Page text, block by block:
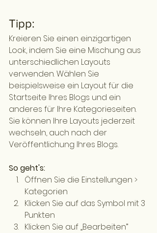
Tipp:
Kreieren Sie einen einzigartigen
Look, indem Sie eine Mischung aus
unterschiedlichen Layouts
verwenden. Wählen Sie
beispielsweise ein Layout für die
Startseite Ihres Blogs und ein
anderes für Ihre Kategorieseiten.
Sie können Ihre Layouts jederzeit
wechseln, auch nach der
Veröffentlichung Ihres Blogs.
So geht's:
Öffnen Sie die Einstellungen >
Kategorien
Klicken Sie auf das Symbol mit 3
Punkten
Klicken Sie auf „Bearbeiten”